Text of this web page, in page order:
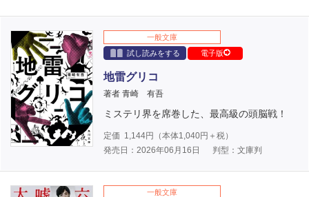
一般文庫
試し読みをする
電子版
地雷グリコ
著者 青崎 有吾
ミステリ界を席巻した、最高級の頭脳戦！
定価 1,144円（本体1,040円＋税）
発売日：2026年06月16日
判型：文庫判
一般文庫